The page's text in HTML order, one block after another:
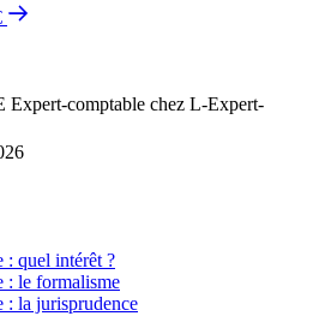
Expert-comptable chez L-Expert-
: quel intérêt ?
: le formalisme
: la jurisprudence